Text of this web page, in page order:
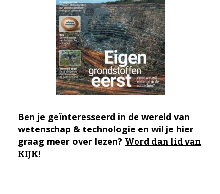
Ben je geïnteresseerd in de wereld van
wetenschap & technologie en wil je hier
graag meer over lezen? Word dan lid van
KIJK!